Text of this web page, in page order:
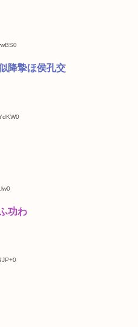
降摯ほ侯孔交
功わ